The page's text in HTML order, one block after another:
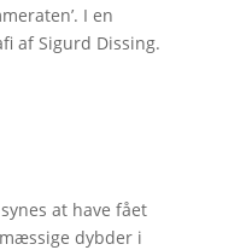
I en
af Sigurd Dissing.
at have fået
dybder i